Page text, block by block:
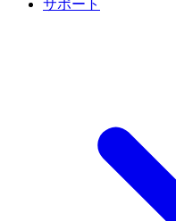
サポート